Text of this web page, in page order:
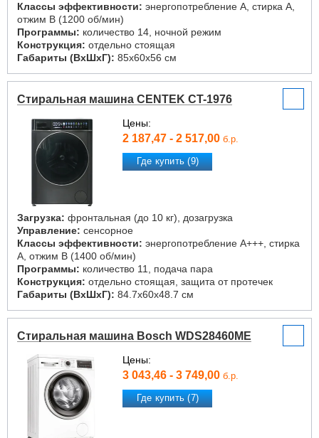
Классы эффективности: энергопотребление A, стирка A,
отжим B (1200 об/мин)
Программы: количество 14, ночной режим
Конструкция: отдельно стоящая
Габариты (ВxШxГ): 85x60x56 см
Стиральная машина CENTEK CT-1976
Цены:
2 187,47 - 2 517,00 б.р.
Где купить (9)
Загрузка: фронтальная (до 10 кг), дозагрузка
Управление: сенсорное
Классы эффективности: энергопотребление A+++, стирка
A, отжим B (1400 об/мин)
Программы: количество 11, подача пара
Конструкция: отдельно стоящая, защита от протечек
Габариты (ВxШxГ): 84.7x60x48.7 см
Стиральная машина Bosch WDS28460ME
Цены:
3 043,46 - 3 749,00 б.р.
Где купить (7)